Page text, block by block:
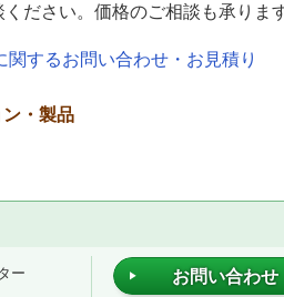
ださい。価格のご相談も承ります
関するお問い合わせ・お見積り
・製品
ー お問い合わせ